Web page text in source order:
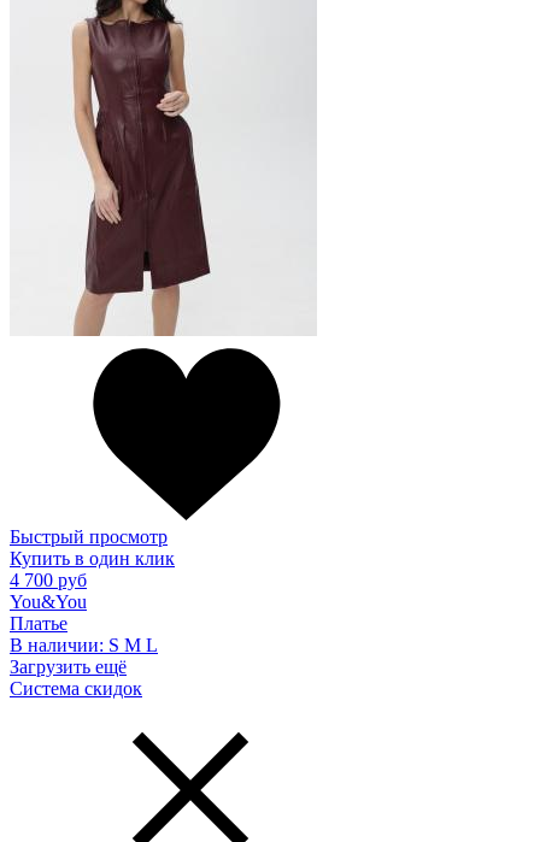
Быстрый просмотр
Купить в один клик
4 700 руб
You&You
Платье
В наличии: S M L
Загрузить ещё
Система скидок